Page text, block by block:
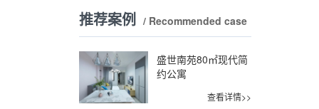
推荐案例 / Recommended case
盛世南苑80㎡现代简
约公寓
查看详情>>